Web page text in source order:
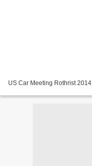
US Car Meeting Rothrist 2014